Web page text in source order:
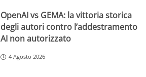
OpenAI vs GEMA: la vittoria storica
degli autori contro l’addestramento
AI non autorizzato
4 Agosto 2026